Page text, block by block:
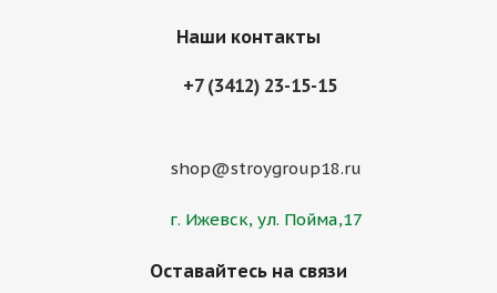
Наши контакты
+7 (3412) 23-15-15
shop@stroygroup18.ru
г. Ижевск, ул. Пойма,17
Оставайтесь на связи